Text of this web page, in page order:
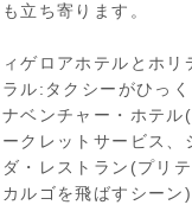
立ち寄ります。
ゲロアホテルとホリ
ル:タクシーがひっく
ベンチャー・ホテル
クレットサービス、
・レストラン(プリ
ルゴを飛ばすシーン